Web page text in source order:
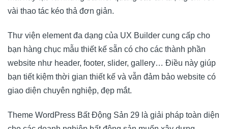
vài thao tác kéo thả đơn giản.
Thư viện element đa dạng của UX Builder cung cấp cho
bạn hàng chục mẫu thiết kế sẵn có cho các thành phần
website như header, footer, slider, gallery… Điều này giúp
bạn tiết kiệm thời gian thiết kế và vẫn đảm bảo website có
giao diện chuyên nghiệp, đẹp mắt.
Theme WordPress Bất Động Sản 29 là giải pháp toàn diện